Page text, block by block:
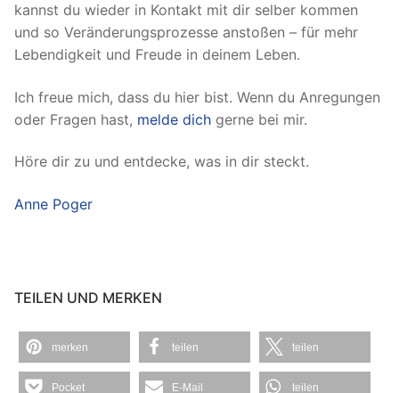
kannst du wieder in Kontakt mit dir selber kommen
und so Veränderungsprozesse anstoßen – für mehr
Lebendigkeit und Freude in deinem Leben.
Ich freue mich, dass du hier bist. Wenn du Anregungen
oder Fragen hast, melde dich gerne bei mir.
Höre dir zu und entdecke, was in dir steckt.
Anne Poger
TEILEN UND MERKEN
merken teilen teilen
Pocket E-Mail teilen